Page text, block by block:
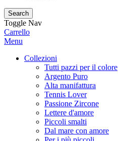
Search
Toggle Nav
Carrello
Menu
Collezioni
Tutti pazzi per il colore
Argento Puro
Alta manifattura
Tennis Lover
Passione Zircone
Lettere d'amore
Piccoli smalti
Dal mare con amore